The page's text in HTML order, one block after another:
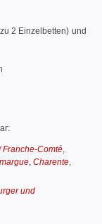
2 Einzelbetten) und
Franche-Comté,
,Charente,
und